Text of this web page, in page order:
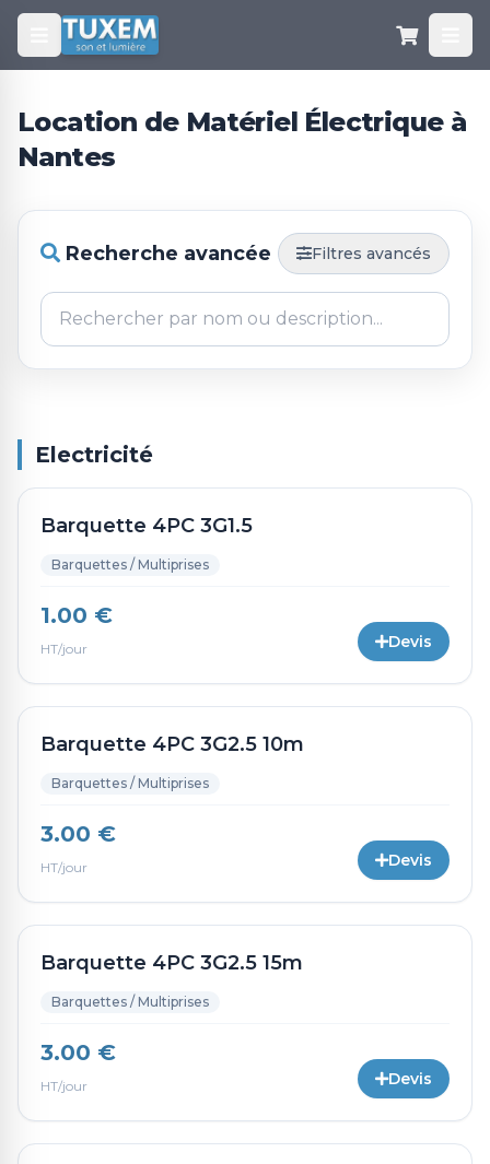
Location de Matériel Électrique à
Nantes
Recherche avancée Filtres avancés
Electricité
Barquette 4PC 3G1.5
Barquettes / Multiprises
1.00 €
HT/jour Devis
Barquette 4PC 3G2.5 10m
Barquettes / Multiprises
3.00 €
HT/jour Devis
Barquette 4PC 3G2.5 15m
Barquettes / Multiprises
3.00 €
HT/jour Devis